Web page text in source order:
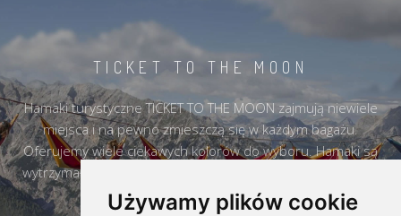
Używamy plików cookie
TICKET TO THE MOON
Hamaki turystyczne TICKET TO THE MOON zajmują niewiele
miejsca i na pewno zmieszczą się w każdym bagażu.
Oferujemy wiele ciekawych kolorów do wyboru. Hamaki są
wytrzymałe i na pewno przez wiele lat mogą towarzyszyć w
każdym miejscu.